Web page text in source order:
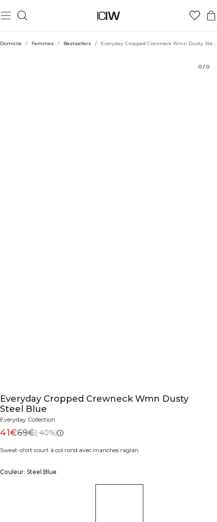
Domicile / Femmes / Bestsellers / Everyday Cropped Crewneck Wmn Dusty Steel Blue
0 / 0
Everyday Cropped Crewneck Wmn Dusty
Steel Blue
Everyday Collection
41€69€(-40%)
Sweat-shirt court à col rond avec manches raglan.
Couleur: Steel Blue